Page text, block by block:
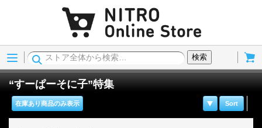
Menu
検索
“すーぱーそに子”特集
Sort
在庫あり商品のみ表示